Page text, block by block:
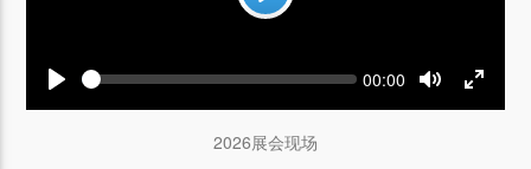
Play
Seek Current
00:00
Mute
2026展会现场